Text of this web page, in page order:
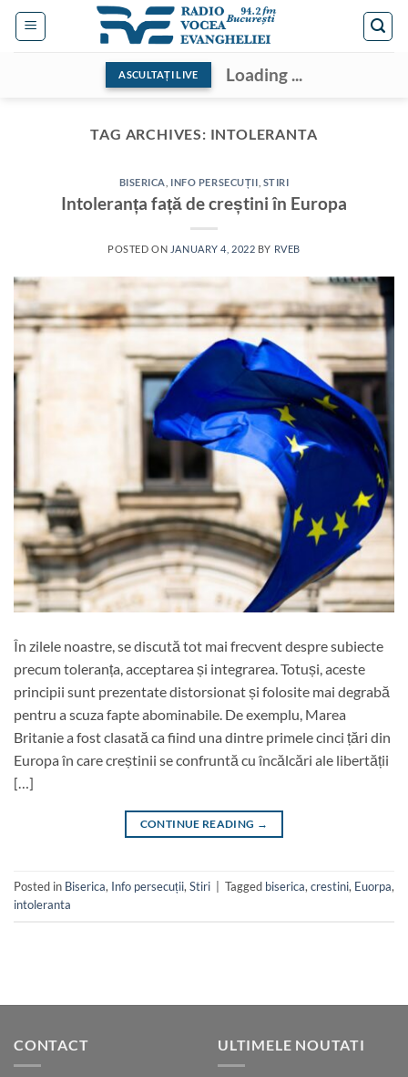
Skip
ASCULTAȚI LIVE Loading ...
TAG ARCHIVES: INTOLERANTA
BISERICA INFO PERSECUȚII STIRI
Intoleranța față de creștini în Europa
POSTED ON JANUARY 4, 2022 BY RVEB
În zilele noastre, se discută tot mai frecvent despre subiecte
precum toleranța, acceptarea și integrarea. Totuși, aceste
principii sunt prezentate distorsionat și folosite mai degrabă
pentru a scuza fapte abominabile. De exemplu, Marea
Britanie a fost clasată ca fiind una dintre primele cinci țări din
Europa în care creștinii se confruntă cu încălcări ale libertății
[…]
CONTINUE READING →
Posted in Biserica, Info persecuții,Stiri Tagged biserica,crestini, Euorpa,
intoleranta
CONTACT ULTIMELE NOUTATI